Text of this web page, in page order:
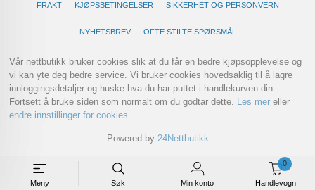
Meny Søk Min konto Handlevogn
0
FRAKT KJØPSBETINGELSER SIKKERHET OG PERSONVERN
NYHETSBREV OFTE STILTE SPØRSMÅL
Vår nettbutikk bruker cookies slik at du får en bedre kjøpsopplevelse og
vi kan yte deg bedre service. Vi bruker cookies hovedsaklig til å lagre
innloggingsdetaljer og huske hva du har puttet i handlekurven din.
Fortsett å bruke siden som normalt om du godtar dette. Les mer eller
endre innstillinger for cookies.
Powered by 24Nettbutikk